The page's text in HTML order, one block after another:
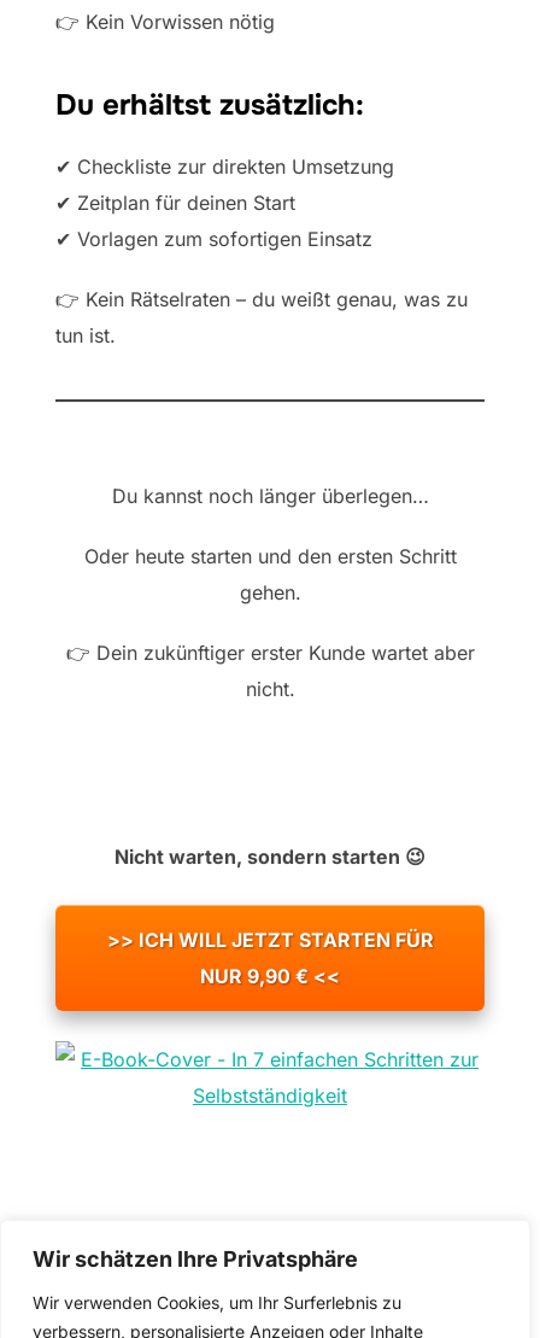
Wir schätzen Ihre Privatsphäre
Wir verwenden Cookies, um Ihr Surferlebnis zu
verbessern, personalisierte Anzeigen oder Inhalte
👉 Kein Vorwissen nötig
Du erhältst zusätzlich:
✔ Checkliste zur direkten Umsetzung
✔ Zeitplan für deinen Start
✔ Vorlagen zum sofortigen Einsatz
👉 Kein Rätselraten – du weißt genau, was zu
tun ist.
Du kannst noch länger überlegen…
Oder heute starten und den ersten Schritt
gehen.
👉 Dein zukünftiger erster Kunde wartet aber
nicht.
Nicht warten, sondern starten 😉
>> ICH WILL JETZT STARTEN FÜR
NUR 9,90 € <<
Datenschutzerklärung